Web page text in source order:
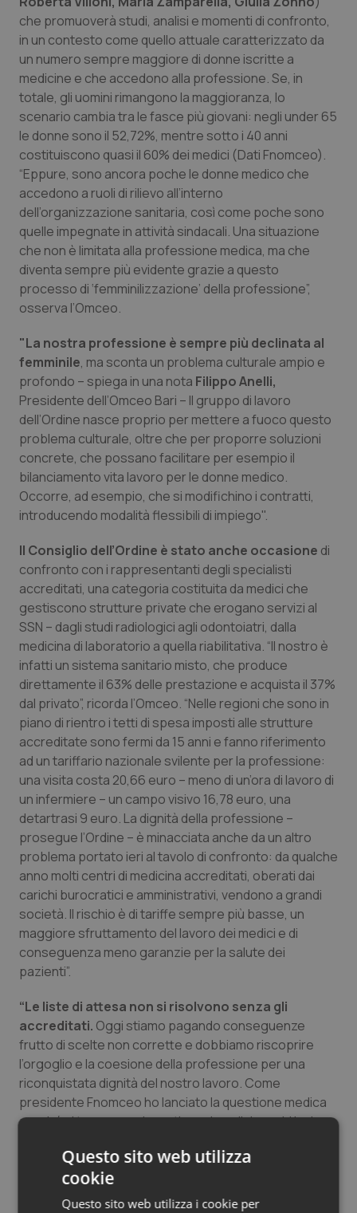
Lombardia
Marche
Molise
Piemonte
Provincia Autonoma di Bolzano
Provincia Autonoma di Trento
Puglia
Sardegna
Sicilia
Toscana
Umbria
Valle D’Aosta
Veneto
Dolore
Donna & Salute
Epatiti
HIV
Infezioni & Febbre
Ipertensione & Scompenso
Malattie rare
Malattia di Crohn & Rettocolite Ulcerosa
Neuroscienze & patologie neurodegenerative
Obesità
Oftalmologia
Oncodermatologia
Oncoematologia
Oncologia & Nutrizione
Psoriasi & pelle
Quotidiano Cardiologia
Quotidiano Chirurgia
Quotidiano Oncologia
Quotidiano Pediatria
Rene & patologie urogenitali
Salute orale & impianti
Sangue & coagulazione
Tiroide
Tumore al seno
Tumore ovarico
Tumori del Polmone & Testa Collo
Tumori gastrointestinali
Ulcera & Reflusso
Vaccini
che promuoverà studi, analisi e momenti di confronto,
in un contesto come quello attuale caratterizzato da
un numero sempre maggiore di donne iscritte a
medicine e che accedono alla professione. Se, in
totale, gli uomini rimangono la maggioranza, lo
scenario cambia tra le fasce più giovani: negli under 65
le donne sono il 52,72%, mentre sotto i 40 anni
costituiscono quasi il 60% dei medici (Dati Fnomceo).
“Eppure, sono ancora poche le donne medico che
accedono a ruoli di rilievo all’interno
dell’organizzazione sanitaria, così come poche sono
quelle impegnate in attività sindacali. Una situazione
che non è limitata alla professione medica, ma che
diventa sempre più evidente grazie a questo
processo di ‘femminilizzazione’ della professione”,
osserva l’Omceo.
"La nostra professione è sempre più declinata al
femminile, ma sconta un problema culturale ampio e
profondo – spiega in una nota Filippo Anelli,
Presidente dell’Omceo Bari – Il gruppo di lavoro
dell’Ordine nasce proprio per mettere a fuoco questo
problema culturale, oltre che per proporre soluzioni
concrete, che possano facilitare per esempio il
bilanciamento vita lavoro per le donne medico.
Occorre, ad esempio, che si modifichino i contratti,
introducendo modalità flessibili di impiego".
Il Consiglio dell’Ordine è stato anche occasione di
confronto con i rappresentanti degli specialisti
accreditati, una categoria costituita da medici che
gestiscono strutture private che erogano servizi al
SSN – dagli studi radiologici agli odontoiatri, dalla
medicina di laboratorio a quella riabilitativa. “Il nostro è
infatti un sistema sanitario misto, che produce
direttamente il 63% delle prestazione e acquista il 37%
dal privato”, ricorda l’Omceo. “Nelle regioni che sono in
piano di rientro i tetti di spesa imposti alle strutture
accreditate sono fermi da 15 anni e fanno riferimento
ad un tariffario nazionale svilente per la professione:
una visita costa 20,66 euro – meno di un’ora di lavoro di
un infermiere – un campo visivo 16,78 euro, una
detartrasi 9 euro. La dignità della professione –
prosegue l’Ordine – è minacciata anche da un altro
problema portato ieri al tavolo di confronto: da qualche
anno molti centri di medicina accreditati, oberati dai
carichi burocratici e amministrativi, vendono a grandi
società. Il rischio è di tariffe sempre più basse, un
maggiore sfruttamento del lavoro dei medici e di
conseguenza meno garanzie per la salute dei
pazienti”.
“Le liste di attesa non si risolvono senza gli
accreditati. Oggi stiamo pagando conseguenze
frutto di scelte non corrette e dobbiamo riscoprire
l’orgoglio e la coesione della professione per una
riconquistata dignità del nostro lavoro. Come
presidente Fnomceo ho lanciato la questione medica
perché si tornasse a investire sui medici, su chi ha le
Sul fronte delle SpA in ambito sanitario, abbiamo
proposto un emendamento alla legge, per cui le
società non possono esercitare la professione
Questo sito web utilizza
cookie
Questo sito web utilizza i cookie per